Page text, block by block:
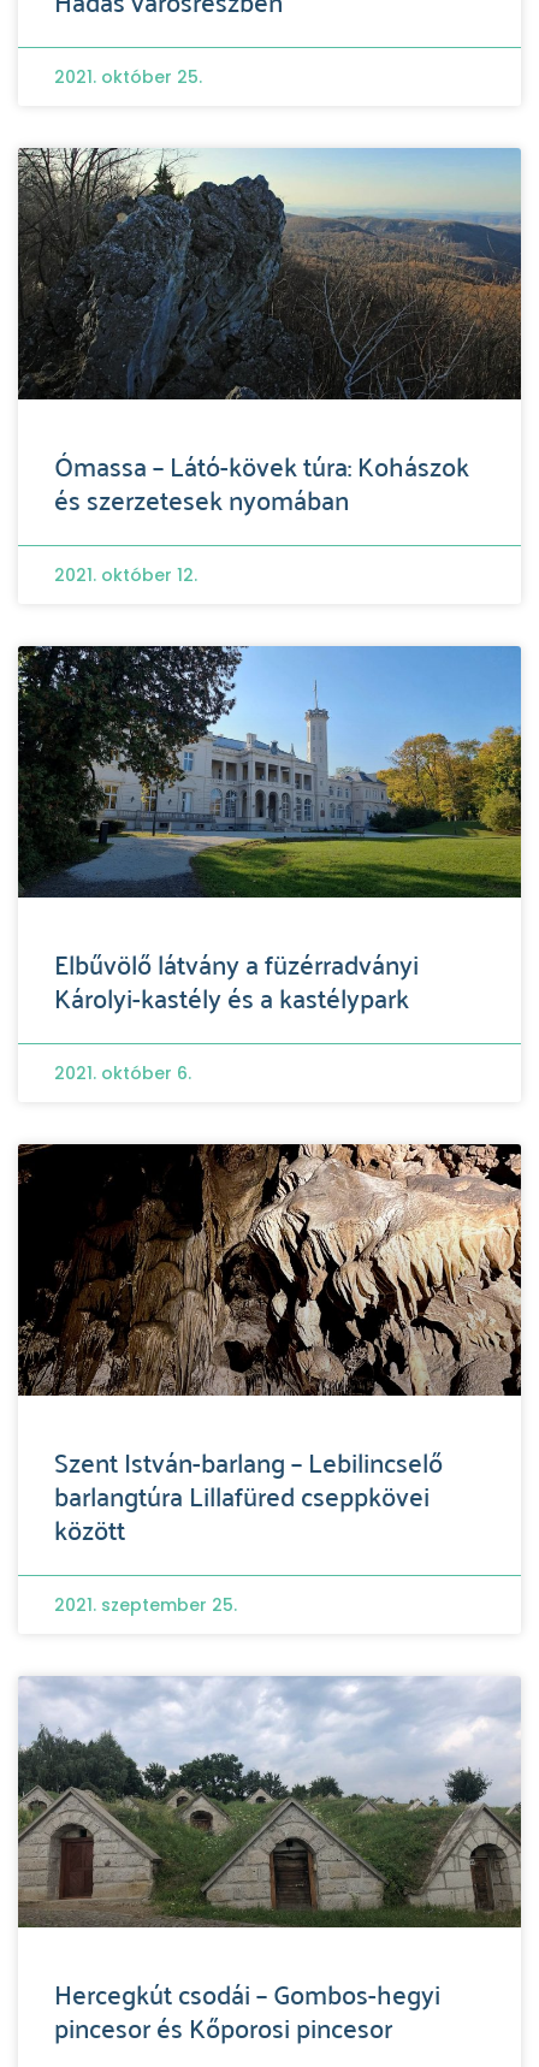
2021. október 25.
Ómassa – Látó-kövek túra: Kohászok
és szerzetesek nyomában
2021. október 12.
Elbűvölő látvány a füzérradványi
Károlyi-kastély és a kastélypark
2021. október 6.
Szent István-barlang – Lebilincselő
barlangtúra Lillafüred cseppkövei
között
2021. szeptember 25.
Hercegkút csodái – Gombos-hegyi
pincesor és Kőporosi pincesor